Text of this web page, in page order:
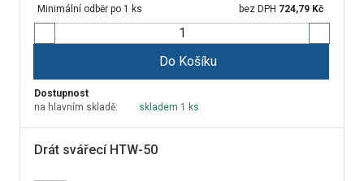
Minimální odběr po 1 ks
bez DPH 724,79 Kč
Do Košíku
Dostupnost
na hlavním skladě:
skladem 1 ks
Drát svářecí HTW-50